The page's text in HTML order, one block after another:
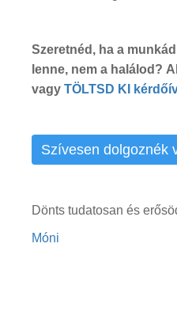
Szeretnéd, ha a
lenne, nem a halálod?
vagy TÖLTSD KI
Szívesen dolgoznék
Dönts tudatosan és
Móni